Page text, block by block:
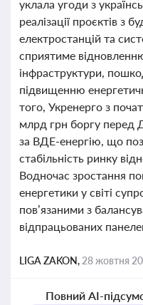
уклала угоди з
реалізації проєктів з
електростанцій та
сприятиме
інфраструктури,
підвищенню
того, Укренерго з
млрд грн боргу перед
за ВДЕ-енергію, що
стабільність ринку
Водночас зростання
енергетики у світі
пов’язаними з
відпрацьованих
LIGA ZAKON, 28 жовтня
Повний AI-